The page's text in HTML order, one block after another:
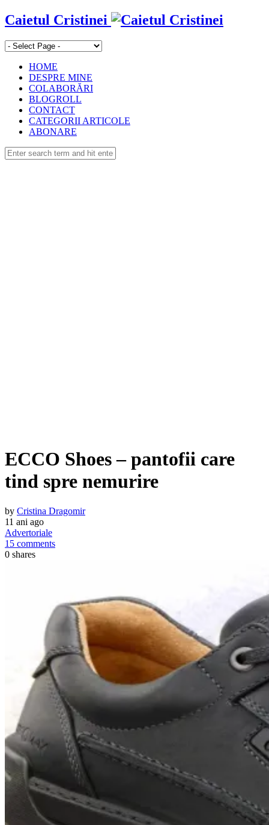
Caietul Cristinei
HOME
DESPRE MINE
COLABORĂRI
BLOGROLL
CONTACT
CATEGORII ARTICOLE
ABONARE
ECCO Shoes – pantofii care
tind spre nemurire
by Cristina Dragomir
11 ani ago
Advertoriale
15 comments
0 shares